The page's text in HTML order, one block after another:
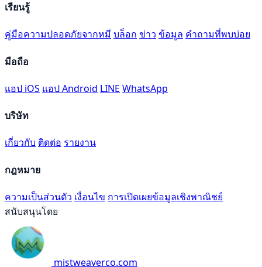
เรียนรู้
คู่มือความปลอดภัยจากหมี บล็อก ข่าว ข้อมูล คำถามที่พบบ่อย
มือถือ
แอป iOS แอป Android LINE WhatsApp
บริษัท
เกี่ยวกับ ติดต่อ รายงาน
กฎหมาย
ความเป็นส่วนตัว เงื่อนไข การเปิดเผยข้อมูลเชิงพาณิชย์
สนับสนุนโดย
mistweaverco.com